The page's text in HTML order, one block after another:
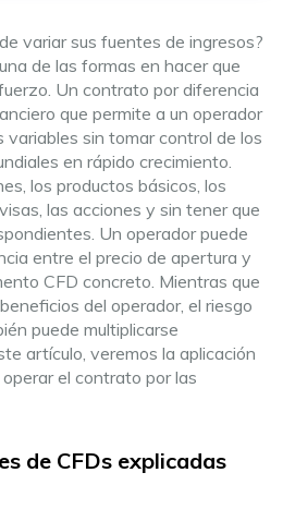
variar sus fuentes de ingresos?
de las formas en hacer que
Un contrato por diferencia
que permite a un operador
variables sin tomar control de los
en rápido crecimiento.
los productos básicos, los
las acciones y sin tener que
Un operador puede
entre el precio de apertura y
CFD concreto. Mientras que
del operador, el riesgo
puede multiplicarse
artículo, veremos la aplicación
el contrato por las
de CFDs explicadas